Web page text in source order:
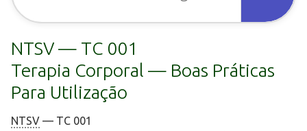
NTSV — TC 001
Terapia Corporal — Boas Práticas
Para Utilização
NTSV — TC 001